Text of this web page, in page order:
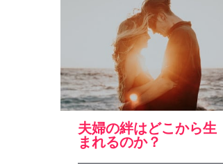
夫婦の絆はどこから生
まれるのか？